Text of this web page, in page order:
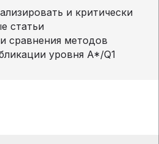
и критически
статьи
сравнения методов
уровня A*/Q1